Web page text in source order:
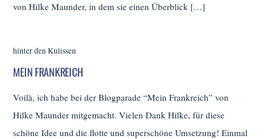
von Hilke Maunder, in dem sie einen Überblick […]
hinter den Kulissen
MEIN FRANKREICH
Voilà, ich habe bei der Blogparade “Mein Frankreich” von
Hilke Maunder mitgemacht. Vielen Dank Hilke, für diese
schöne Idee und die flotte und superschöne Umsetzung! Einmal